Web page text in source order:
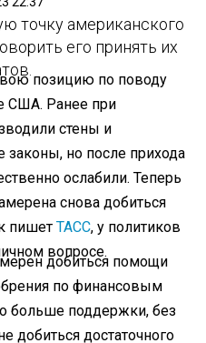
точку американского
его принять их
позицию по поводу
США. Ранее при
стены и
но после прихода
ослабили. Теперь
снова добиться
пишетТАСС, у политиков
вопросе.
добиться помощи
по финансовым
больше поддержки, без
добиться достаточного